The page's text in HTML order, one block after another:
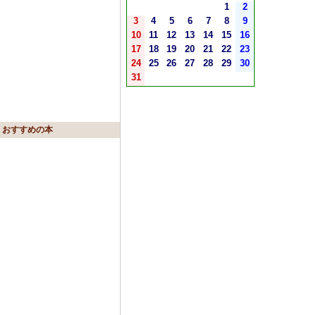
おすすめの本
1
2
3
4 5 6 7 8
9
10
11 12 13 14 15
16
17
18 19 20 21 22
23
24
25 26 27 28 29
30
31